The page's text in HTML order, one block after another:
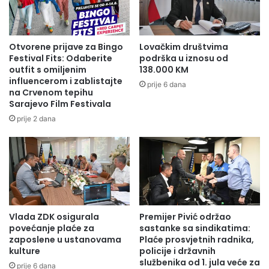
r
a
č
u
n
a
n
j
e
v
e
m
e
n
a
A
N
O
V
I
S
A
S
T
A
V
L
A
D
E
Z
D
K
Otvorene prijave za Bingo
Festival Fits: Odaberite
outfit s omiljenim
influencerom i zablistajte
na Crvenom tepihu
Sarajevo Film Festivala
prije 2 dana
Lovačkim društvima
podrška u iznosu od
138.000 KM
prije 6 dana
Vlada ZDK osigurala
povećanje plaće za
zaposlene u ustanovama
kulture
prije 6 dana
Premijer Pivić održao
sastanke sa sindikatima:
Plaće prosvjetnih radnika,
policije i državnih
službenika od 1. jula veće za